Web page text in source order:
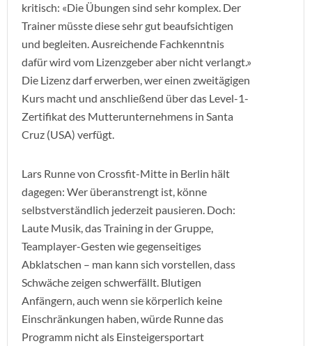
kritisch: «Die Übungen sind sehr komplex. Der
Trainer müsste diese sehr gut beaufsichtigen
und begleiten. Ausreichende Fachkenntnis
dafür wird vom Lizenzgeber aber nicht verlangt.»
Die Lizenz darf erwerben, wer einen zweitägigen
Kurs macht und anschließend über das Level-1-
Zertifikat des Mutterunternehmens in Santa
Cruz (USA) verfügt.
Lars Runne von Crossfit-Mitte in Berlin hält
dagegen: Wer überanstrengt ist, könne
selbstverständlich jederzeit pausieren. Doch:
Laute Musik, das Training in der Gruppe,
Teamplayer-Gesten wie gegenseitiges
Abklatschen – man kann sich vorstellen, dass
Schwäche zeigen schwerfällt. Blutigen
Anfängern, auch wenn sie körperlich keine
Einschränkungen haben, würde Runne das
Programm nicht als Einsteigersportart